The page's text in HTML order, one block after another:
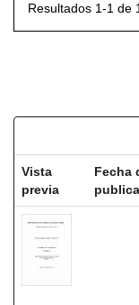
Resultados 1-1 de 1.
Vista
previa
Fecha